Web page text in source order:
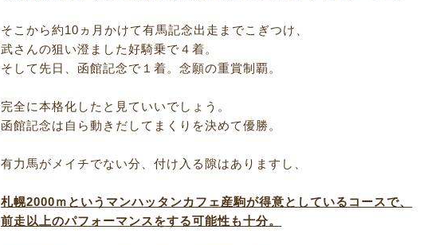
そこから約10ヵ月かけて有馬記念出走までこぎつけ、
武さんの狙い澄ました好騎乗で４着。
そして先日、函館記念で１着。念願の重賞制覇。
完全に本格化したと見ていいでしょう。
函館記念は自ら動きだしてまくりを決めて優勝。
有力馬がメイチでない分、付け入る隙はありますし、
札幌2000ｍというマンハッタンカフェ産駒が得意としているコースで、
前走以上のパフォーマンスをする可能性も十分。